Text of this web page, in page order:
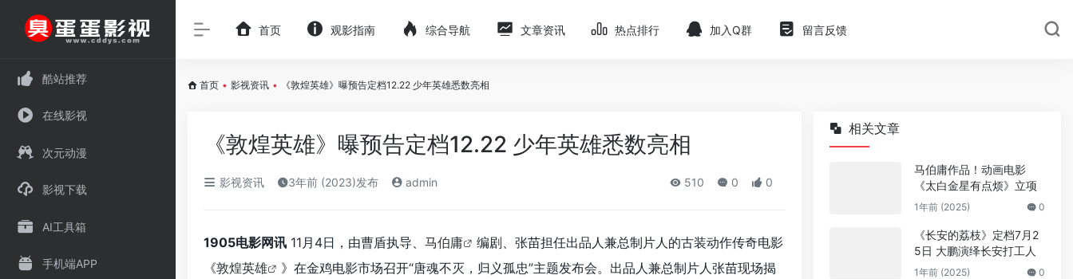
酷站推荐
在线影视
次元动漫
影视下载
AI工具箱
手机端APP
首页 观影指南 综合导航 文章资讯 热点排行 加入Q群 留言反馈
首页 • 影视资讯 • 《敦煌英雄》曝预告定档12.22 少年英雄悉数亮相
《敦煌英雄》曝预告定档12.22 少年英雄悉数亮相
影视资讯 3年前 (2023)发布 admin 510 0 0
1905电影网讯 11月4日，由曹盾执导、 马伯庸
编剧、张苗担任出品人兼总制片人的古装动作传奇电影
《敦煌英雄
》在金鸡电影市场召开“唐魂不灭，归义孤忠”主题发布会。出品人兼总制片人张苗现场揭
相关文章
马伯庸作品！动画电影
《太白金星有点烦》立项
1年前 (2025) 0
《长安的荔枝》定档7月2
5日 大鹏演绎长安打工人
1年前 (2025) 0